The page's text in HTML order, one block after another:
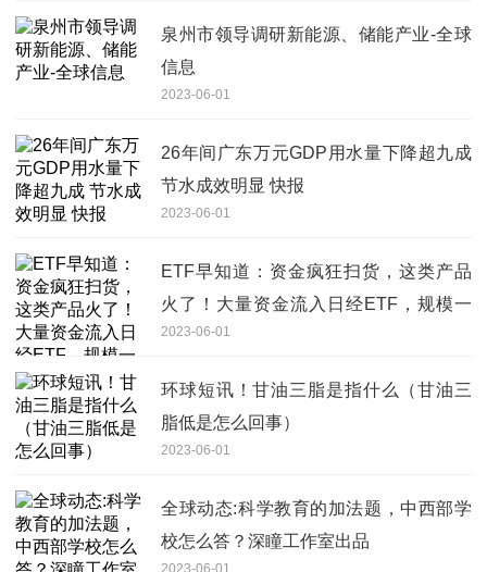
泉州市领导调研新能源、储能产业-全球
信息
2023-06-01
26年间广东万元GDP用水量下降超九成
节水成效明显 快报
2023-06-01
ETF早知道：资金疯狂扫货，这类产品
火了！大量资金流入日经ETF，规模一
周涨35%！多只港股ETF份额创年内新
2023-06-01
环球短讯！甘油三脂是指什么（甘油三
脂低是怎么回事）
2023-06-01
全球动态:科学教育的加法题，中西部学
校怎么答？深瞳工作室出品
2023-06-01